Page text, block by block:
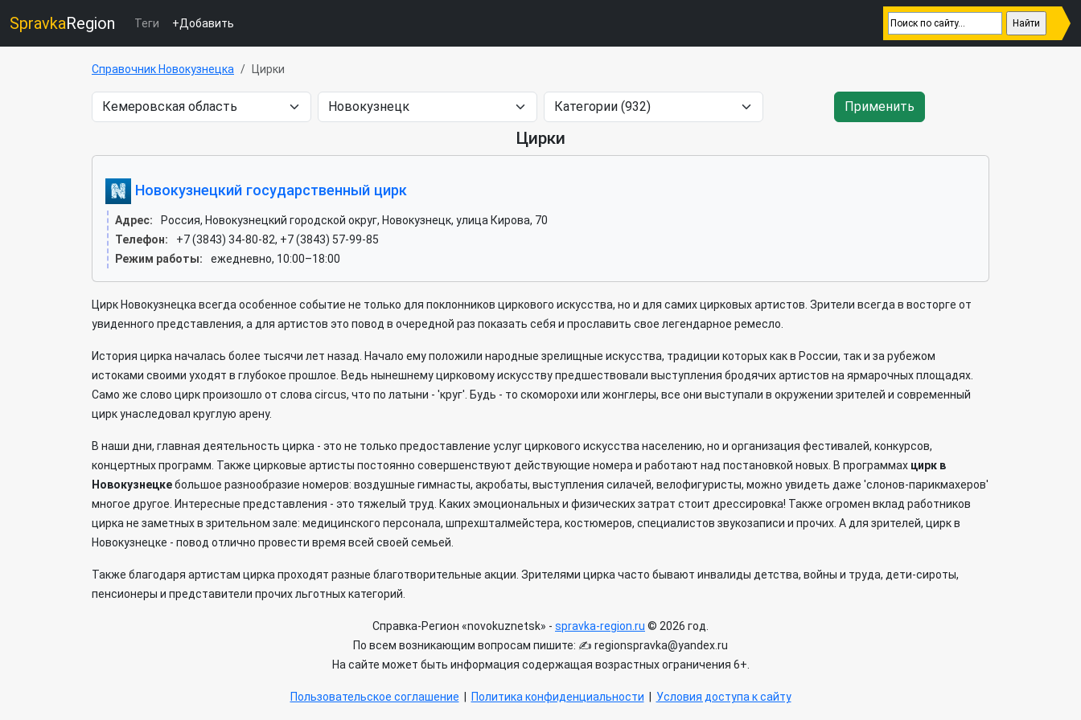
SpravkaRegion Теги +Добавить
Справочник Новокузнецка Цирки
Применить
Цирки
Новокузнецкий государственный цирк
Адрес:
Россия, Новокузнецкий городской округ, Новокузнецк, улица Кирова, 70
Телефон:
+7 (3843) 34-80-82, +7 (3843) 57-99-85
Режим работы:
ежедневно, 10:00–18:00
Цирк Новокузнецка всегда особенное событие не только для поклонников циркового искусства, но и для самих цирковых артистов. Зрители всегда в восторге от
увиденного представления, а для артистов это повод в очередной раз показать себя и прославить свое легендарное ремесло.
История цирка началась более тысячи лет назад. Начало ему положили народные зрелищные искусства, традиции которых как в России, так и за рубежом
истоками своими уходят в глубокое прошлое. Ведь нынешнему цирковому искусству предшествовали выступления бродячих артистов на ярмарочных площадях.
Само же слово цирк произошло от слова circus, что по латыни - 'круг'. Будь - то скоморохи или жонглеры, все они выступали в окружении зрителей и современный
цирк унаследовал круглую арену.
В наши дни, главная деятельность цирка - это не только предоставление услуг циркового искусства населению, но и организация фестивалей, конкурсов,
концертных программ. Также цирковые артисты постоянно совершенствуют действующие номера и работают над постановкой новых. В программах цирк в
Новокузнецкебольшое разнообразие номеров: воздушные гимнасты, акробаты, выступления силачей, велофигуристы, можно увидеть даже 'слонов-парикмахеров'
многое другое. Интересные представления - это тяжелый труд. Каких эмоциональных и физических затрат стоит дрессировка! Также огромен вклад работников
цирка не заметных в зрительном зале: медицинского персонала, шпрехшталмейстера, костюмеров, специалистов звукозаписи и прочих. А для зрителей, цирк в
Новокузнецке - повод отлично провести время всей своей семьей.
Также благодаря артистам цирка проходят разные благотворительные акции. Зрителями цирка часто бывают инвалиды детства, войны и труда, дети-сироты,
пенсионеры и представители прочих льготных категорий.
Справка-Регион «novokuznetsk» - spravka-region.ru © 2026 год.
По всем возникающим вопросам пишите: ✍ regionspravka@yandex.ru
На сайте может быть информация содержащая возрастных ограничения 6+.
Пользовательское соглашение Политика конфиденциальности Условия доступа к сайту